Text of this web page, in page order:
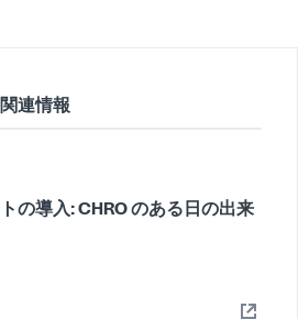
連情報
の導入: CHRO のある日の出来